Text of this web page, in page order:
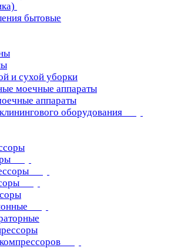
бытовые
и сухой уборки
моечные аппараты
аппараты
оборудования